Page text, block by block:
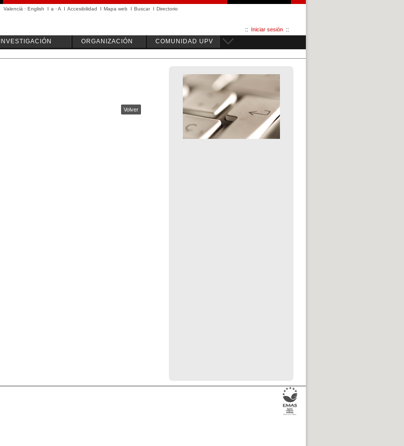
Valencià · English I a ·A I Accesibilidad I Mapa web I Buscar I Directorio
:: Iniciar sesión ::
INVESTIGACIÓN ORGANIZACIÓN COMUNIDAD UPV
Volver